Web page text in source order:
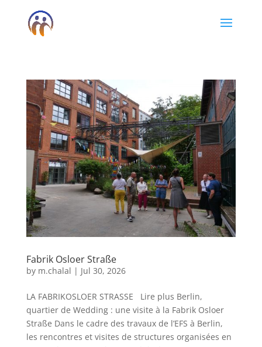
Fabrik Osloer Straße
by m.chalal | Jul 30, 2026
LA FABRIKOSLOER STRASSE Lire plus Berlin,
quartier de Wedding : une visite à la Fabrik Osloer
Straße Dans le cadre des travaux de l’EFS à Berlin,
les rencontres et visites de structures organisées en